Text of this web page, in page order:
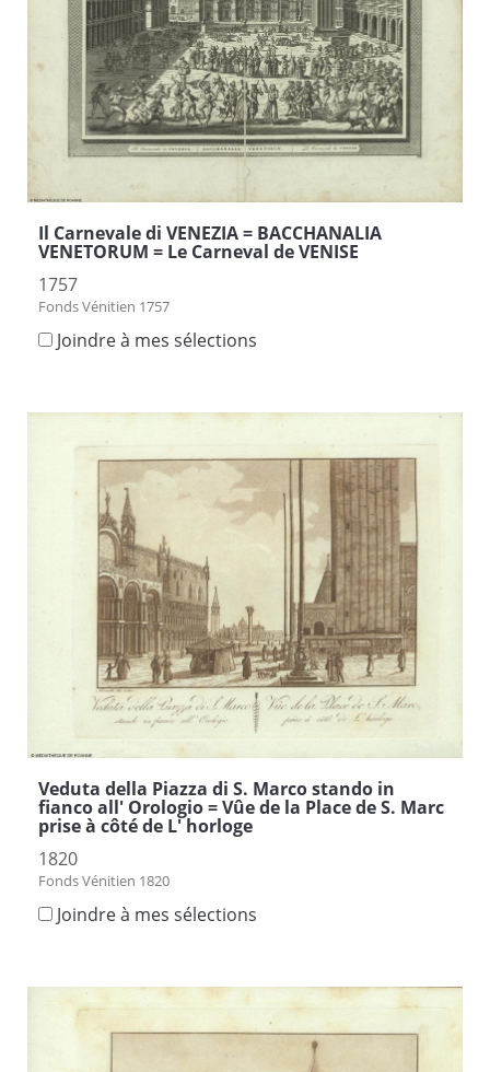
Il Carnevale di VENEZIA = BACCHANALIA
VENETORUM = Le Carneval de VENISE
1757
Fonds Vénitien 1757
Joindre à mes sélections
Veduta della Piazza di S. Marco stando in
fianco all' Orologio = Vûe de la Place de S. Marc
prise à côté de L' horloge
1820
Fonds Vénitien 1820
Joindre à mes sélections